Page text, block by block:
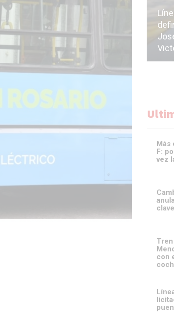
Línea Mitre: dieron oficialmente
de baja la construcción de la
estación Nordelta
Más
F:
vez
con